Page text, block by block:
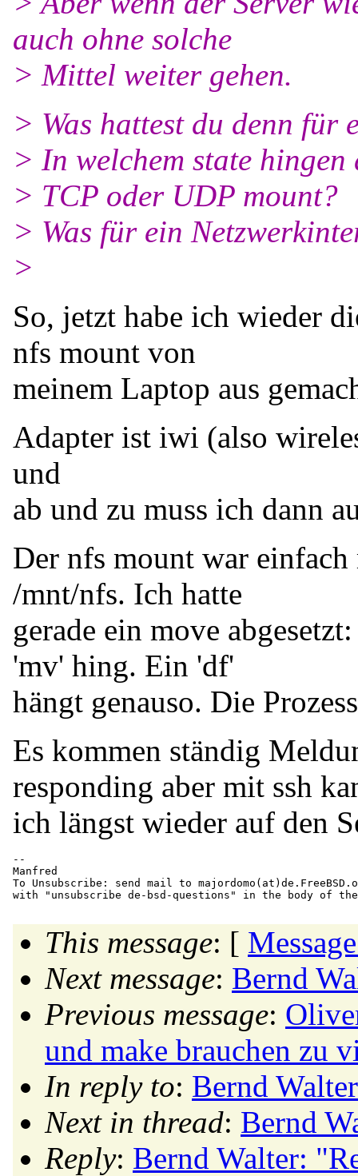
auch ohne solche
> Mittel weiter gehen.
> Was hattest du denn für
> In welchem state hingen
> TCP oder UDP mount?
> Was für ein
>
So, jetzt habe ich wieder
nfs mount von
meinem Laptop aus
Adapter ist iwi (also
und
ab und zu muss ich dann
Der nfs mount war
/mnt/nfs. Ich hatte
gerade ein move
'mv' hing. Ein 'df'
hängt genauso. Die
Es kommen ständig
responding aber mit ssh
ich längst wieder auf den
--
Manfred
To Unsubscribe: send mail to majordomo(at)de.
This message: [
Next message: Bernd
Previous message:
und make brauchen zu
In reply to: Bernd
Next in thread: Bernd
Reply: Bernd Walter: